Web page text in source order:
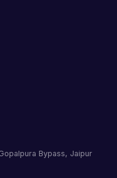
Bypass, Jaipur